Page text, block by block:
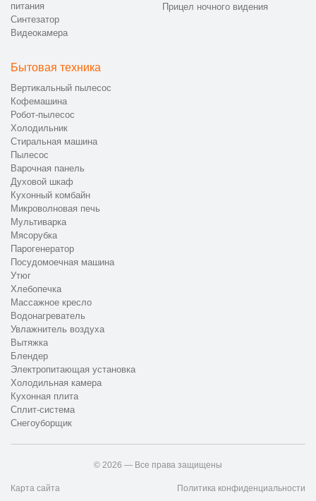
питания
Синтезатор
Видеокамера
Прицел ночного видения
Бытовая техника
Вертикальный пылесос
Кофемашина
Робот-пылесос
Холодильник
Стиральная машина
Пылесос
Варочная панель
Духовой шкаф
Кухонный комбайн
Микроволновая печь
Мультиварка
Мясорубка
Парогенератор
Посудомоечная машина
Утюг
Хлебопечка
Массажное кресло
Водонагреватель
Увлажнитель воздуха
Вытяжка
Блендер
Электропитающая установка
Холодильная камера
Кухонная плита
Сплит-система
Снегоуборщик
© 2026 — Все права защищены
Карта сайта Политика конфиденциальности